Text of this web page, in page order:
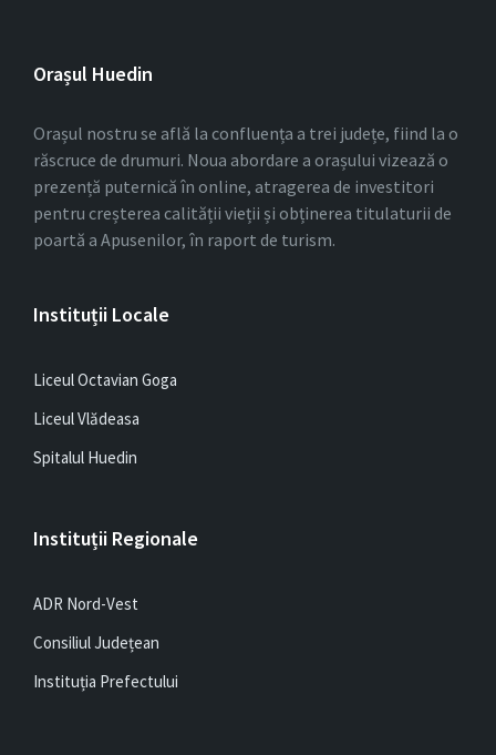
Orașul Huedin
Orașul nostru se află la confluența a trei județe, fiind la o
răscruce de drumuri. Noua abordare a orașului vizează o
prezență puternică în online, atragerea de investitori
pentru creșterea calității vieții și obținerea titulaturii de
poartă a Apusenilor, în raport de turism.
Instituții Locale
Liceul Octavian Goga
Liceul Vlădeasa
Spitalul Huedin
Instituții Regionale
ADR Nord-Vest
Consiliul Județean
Instituția Prefectului